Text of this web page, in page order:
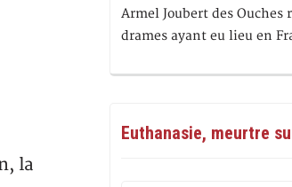
la
Armel Joubert des Ouches
drames ayant eu lieu en
Euthanasie, meurtre